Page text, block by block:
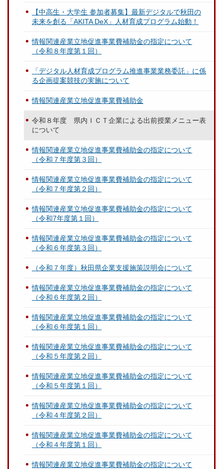
【中高生・大学生 参加者募集】最新デジタルで秋田の
未来を創る「AKITA DeX」人材育成プログラム始動！
情報関連産業立地促進事業費補助金の指定について
（令和８年度第１回）
「デジタル人材育成プログラム推進事業業務委託」に係
る企画提案競技の実施について
情報関連産業立地促進事業費補助金
令和８年度 県内ＩＣＴ企業による出前授業メニュー表
について
情報関連産業立地促進事業費補助金の指定について
（令和７年度第３回）
情報関連産業立地促進事業費補助金の指定について
（令和７年度第２回）
情報関連産業立地促進事業費補助金の指定について
（令和7年度第１回）
情報関連産業立地促進事業費補助金の指定について
（令和６年度第３回）
（令和７年度）秋田県企業支援施策説明会について
情報関連産業立地促進事業費補助金の指定について
（令和６年度第２回）
情報関連産業立地促進事業費補助金の指定について
（令和６年度第１回）
情報関連産業立地促進事業費補助金の指定について
（令和５年度第２回）
情報関連産業立地促進事業費補助金の指定について
（令和５年度第１回）
情報関連産業立地促進事業費補助金の指定について
（令和４年度第２回）
情報関連産業立地促進事業費補助金の指定について
（令和４年度第１回）
情報関連産業立地促進事業費補助金の指定について